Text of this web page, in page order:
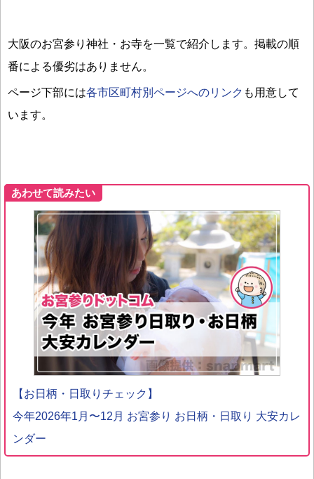
大阪のお宮参り神社・お寺を一覧で紹介します。掲載の順
番による優劣はありません。
ページ下部には各市区町村別ページへのリンク も用意して
います。
あわせて読みたい
【お日柄・日取りチェック】
今年2026年1月〜12月 お宮参り お日柄・日取り 大安カレ
ンダー